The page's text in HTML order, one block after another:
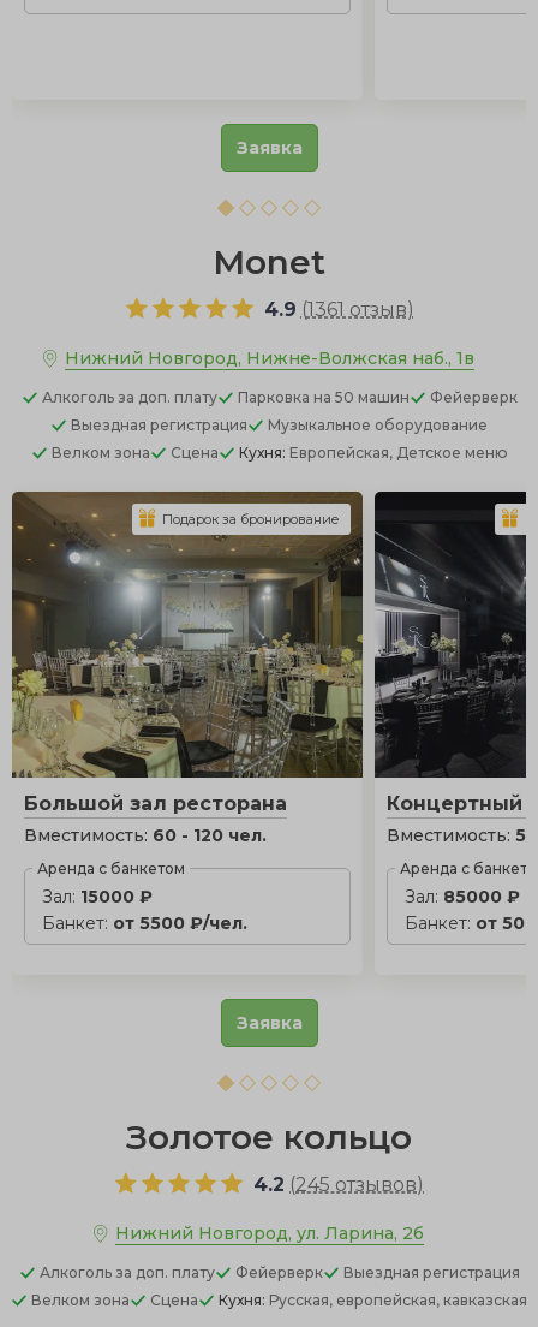
Заявка
Monet
4.9 (1361 отзыв)
Нижний Новгород, Нижне-Волжская наб., 1в
Алкоголь за доп. плату Парковка на 50 машин
Фейерверк
Выездная регистрация
Музыкальное оборудование
Велком зона
Сцена Кухня: Европейская, Детское меню
Большой зал ресторана
Вместимость: 60 - 120 чел.
Аренда с банкетом
Зал: 15000 ₽
Банкет: от 5500 ₽/чел.
Подарок за бронирование
Концертный
Вместимость:
Аренда с
Зал: 85000 ₽
Банкет: от
Заявка
Золотое кольцо
4.2 (245 отзывов)
Нижний Новгород, ул. Ларина, 2б
Алкоголь за доп. плату Фейерверк
Выездная регистрация
Велком зона
Сцена Кухня: Русская, европейская, кавказская